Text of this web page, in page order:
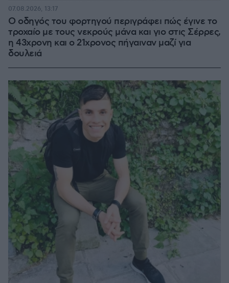
Ο οδηγός του φορτηγού περιγράφει πώς έγινε το
τροχαίο με τους νεκρούς μάνα και γιο στις Σέρρες,
η 43χρονη και ο 21χρονος πήγαιναν μαζί για
δουλειά
07.08.2026, 13:17